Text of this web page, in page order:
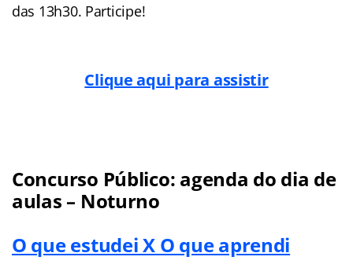
das 13h30. Participe!
Clique aqui para assistir
Concurso Público: agenda do dia de
aulas – Noturno
O que estudei X O que aprendi